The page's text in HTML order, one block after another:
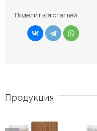
Поделиться статьей
Продукция